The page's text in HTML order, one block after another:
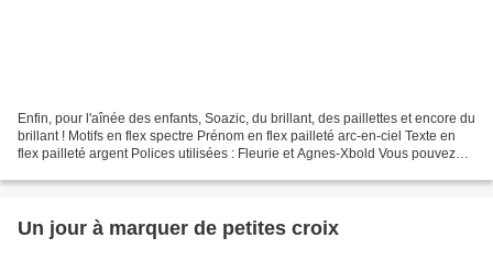
Enfin, pour l'aînée des enfants, Soazic, du brillant, des paillettes et encore du
brillant ! Motifs en flex spectre Prénom en flex pailleté arc-en-ciel Texte en
flex pailleté argent Polices utilisées : Fleurie et Agnes-Xbold Vous pouvez
Un jour à marquer de petites croix